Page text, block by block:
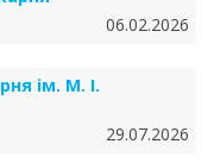
06.02.2026
ім. М. І.
29.07.2026